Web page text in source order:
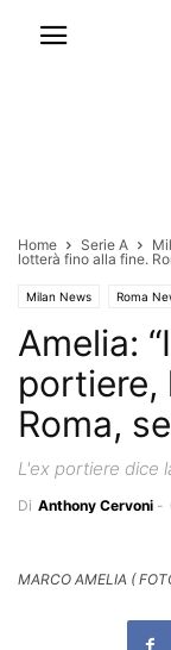
Home Serie A
lotterà fino alla fine.
Milan News Roma
Amelia:
portiere,
Roma,
L'ex portiere dice
Di Anthony Cervoni -
MARCO AMELIA (